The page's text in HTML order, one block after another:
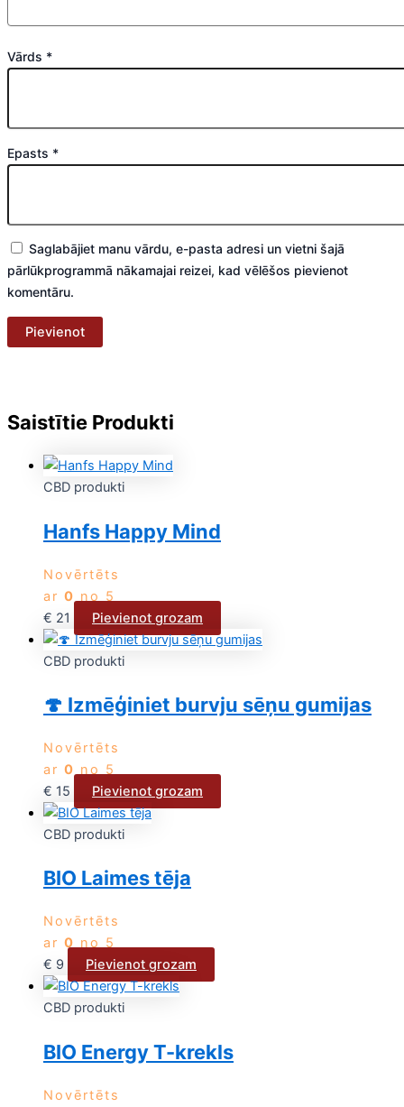
Vārds *
Epasts *
Saglabājiet manu vārdu, e-pasta adresi un vietni šajā
pārlūkprogrammā nākamajai reizei, kad vēlēšos pievienot
komentāru.
Saistītie Produkti
CBD produkti
Hanfs Happy Mind
Novērtēts
ar 0 no 5
€ 21 Pievienot grozam
CBD produkti
🍄 Izmēģiniet burvju sēņu gumijas
Novērtēts
ar 0 no 5
€ 15 Pievienot grozam
CBD produkti
BIO Laimes tēja
Novērtēts
ar 0 no 5
€ 9 Pievienot grozam
CBD produkti
BIO Energy T-krekls
Novērtēts